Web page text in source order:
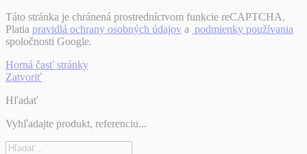
Táto stránka je chránená prostredníctvom funkcie reCAPTCHA.
Platia pravidlá ochrany osobných údajov a podmienky používania
spoločnosti Google.
Horná časť stránky
Zatvoriť
Hľadať
Vyhľadajte produkt, referenciu...